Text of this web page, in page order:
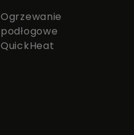
Ogrzewanie
podłogowe
QuickHeat